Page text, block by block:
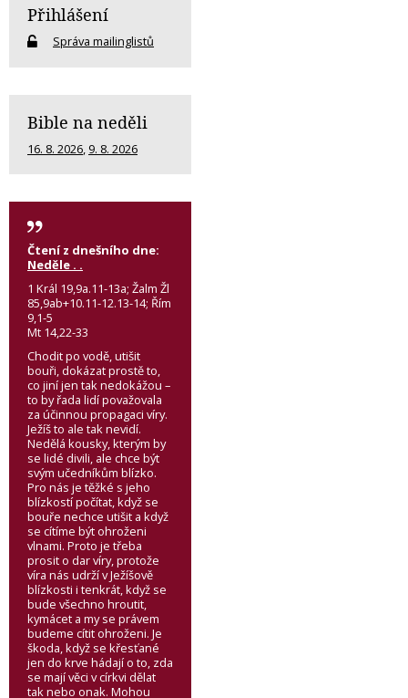
Přihlášení
Správa mailinglistů
Bible na neděli
16. 8. 2026, 9. 8. 2026
Čtení z dnešního dne:
Neděle . .
1 Král 19,9a.11-13a; Žalm Žl
85,9ab+10.11-12.13-14; Řím
9,1-5
Mt 14,22-33
Chodit po vodě, utišit
bouři, dokázat prostě to,
co jiní jen tak nedokážou –
to by řada lidí považovala
za účinnou propagaci víry.
Ježíš to ale tak nevidí.
Nedělá kousky, kterým by
se lidé divili, ale chce být
svým učedníkům blízko.
Pro nás je těžké s jeho
blízkostí počítat, když se
bouře nechce utišit a když
se cítíme být ohroženi
vlnami. Proto je třeba
prosit o dar víry, protože
víra nás udrží v Ježíšově
blízkosti i tenkrát, když se
bude všechno hroutit,
kymácet a my se právem
budeme cítit ohroženi. Je
škoda, když se křesťané
jen do krve hádají o to, zda
se mají věci v církvi dělat
tak nebo onak. Mohou